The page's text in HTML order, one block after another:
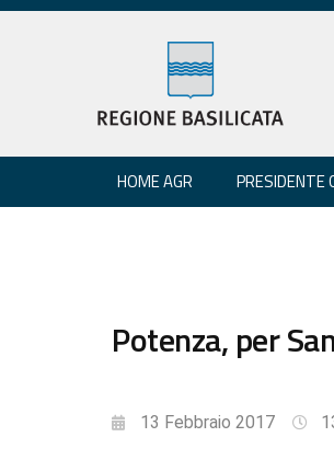
HOME AGR PRESIDENTE
Potenza, per
13 Febbraio 2017